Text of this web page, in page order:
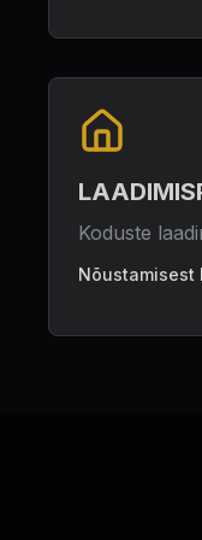
Koduste
Nõustamisest